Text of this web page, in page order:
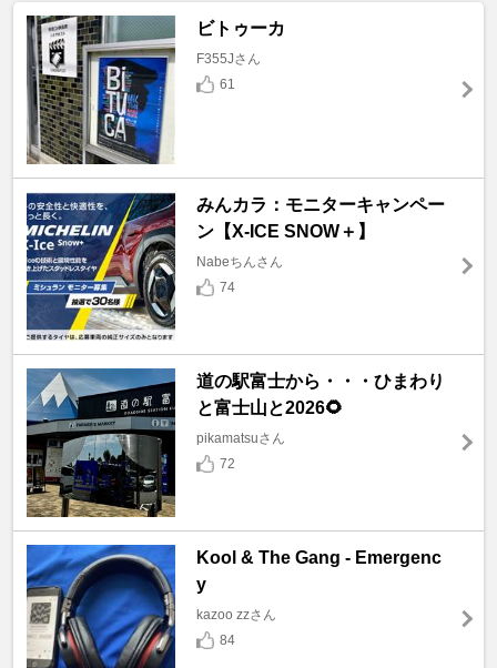
ビトゥーカ
F355Jさん
61
みんカラ：モニターキャンペー
ン【X-ICE SNOW＋】
Nabeちんさん
74
道の駅富士から・・・ひまわり
と富士山と2026🌻
pikamatsuさん
72
Kool & The Gang - Emergenc
y
kazoo zzさん
84